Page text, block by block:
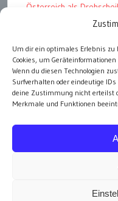
Um dir ein optimales Erlebnis zu
Cookies, um
Wenn du diesen Technologien
Surfverhalten oder eindeutige
deine Zustimmung nicht erteilst
Merkmale und Funktionen
Österreich als
Financial Stability
Genug Eier fürs
Angst vor Inflation und